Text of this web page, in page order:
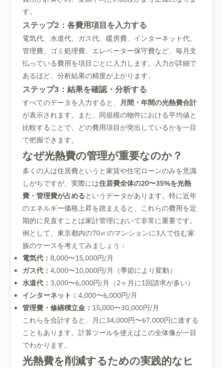
す。
ステップ2：各費用項目を入力する
電気代、水道代、ガス代、暖房費、インターネット代、
管理費、ゴミ処理費、エレベーター保守費など、毎月支
払っている費用を項目ごとに入力します。入力が詳細で
あるほど、分析結果の精度が上がります。
ステップ3：結果を確認・分析する
すべてのデータを入力すると、
月間・年間の光熱費合計
が表示されます。また、同規模の物件における平均値と
比較することで、どの費用項目が突出しているかを一目
で把握できます。
なぜ光熱費の管理が重要なのか？
多くの人は住居費というと家賃や住宅ローンのみを意識
しがちですが、実際には住居費全体の20〜35%を光熱
費・管理費が占めるというデータがあります。特に近年
のエネルギー価格上昇を踏まえると、これらの費用を定
期的に見直すことは家計管理において非常に重要です。
例として、東京都内の70㎡のマンションに3人で住む家
族のケースを考えてみましょう：
電気代： 8,000〜15,000円/月
ガス代： 4,000〜10,000円/月（季節により変動）
水道代： 3,000〜6,000円/月（2ヶ月に1回請求が多い）
インターネット： 4,000〜6,000円/月
管理費・修繕積立金： 15,000〜30,000円/月
これらを合計すると、月に34,000円〜67,000円に達する
こともあります。計算ツールを使えばこの全体像が一目
でわかります。
光熱費を削減するための実践的なヒ